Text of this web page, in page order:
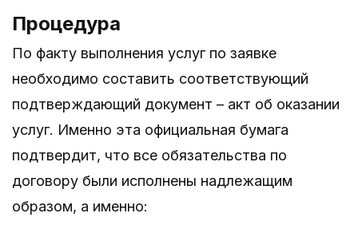
Процедура
По факту выполнения услуг по заявке
необходимо составить соответствующий
подтверждающий документ – акт об оказании
услуг. Именно эта официальная бумага
подтвердит, что все обязательства по
договору были исполнены надлежащим
образом, а именно: